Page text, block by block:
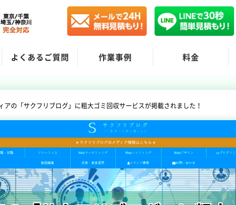
よくあるご質問 作業事例 料金
アの「サクフリブログ」に粗大ゴミ回収サービスが掲載されました！